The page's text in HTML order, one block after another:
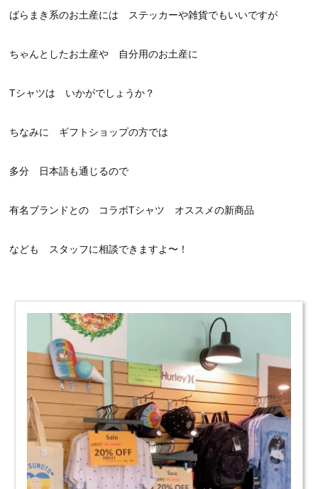
ばらまき系のお土産には ステッカーや雑貨でもいいですが
ちゃんとしたお土産や 自分用のお土産に
Tシャツは いかがでしょうか？
ちなみに ギフトショップの方では
多分 日本語も通じるので
有名ブランドとの コラボTシャツ オススメの新商品
なども スタッフに相談できますよ〜！